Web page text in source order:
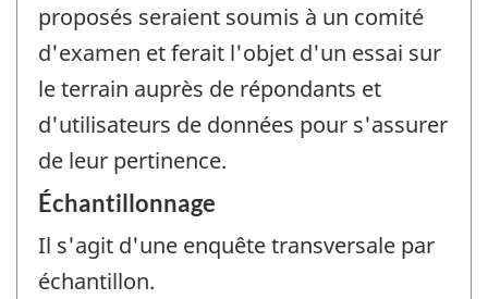
proposés seraient soumis à un comité
d'examen et ferait l'objet d'un essai sur
le terrain auprès de répondants et
d'utilisateurs de données pour s'assurer
de leur pertinence.
Échantillonnage
Il s'agit d'une enquête transversale par
échantillon.